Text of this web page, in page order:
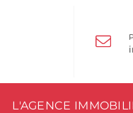
L'AGENCE